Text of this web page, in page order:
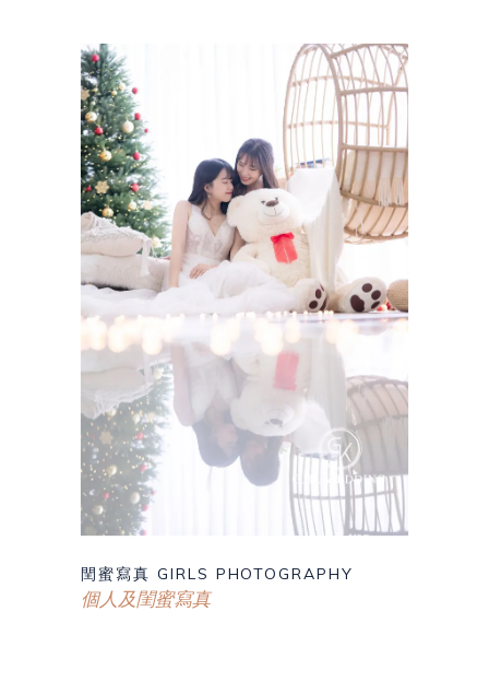
閏蜜寫真 GIRLS PHOTOGRAPHY
個人及閨蜜寫真